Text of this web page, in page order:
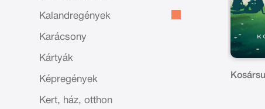
Kalandregények
Karácsony
Kártyák
Képregények
Kert, ház, otthon